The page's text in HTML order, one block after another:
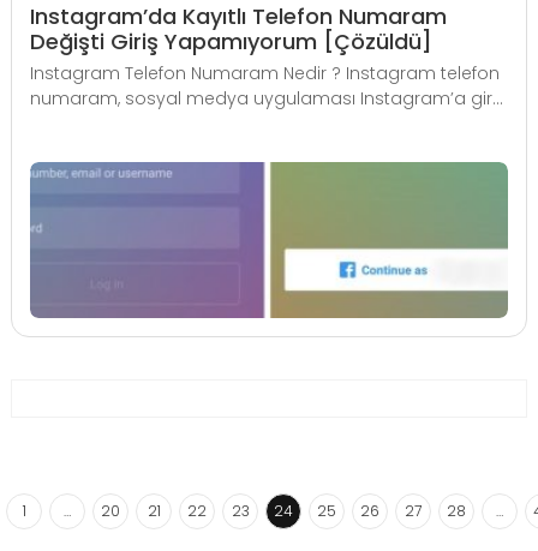
Instagram’da Kayıtlı Telefon Numaram
Değişti Giriş Yapamıyorum [Çözüldü]
Instagram Telefon Numaram Nedir ? Instagram telefon
numaram, sosyal medya uygulaması Instagram’a gir...
1 … 20 21 22 23 24 25 26 27 28 …